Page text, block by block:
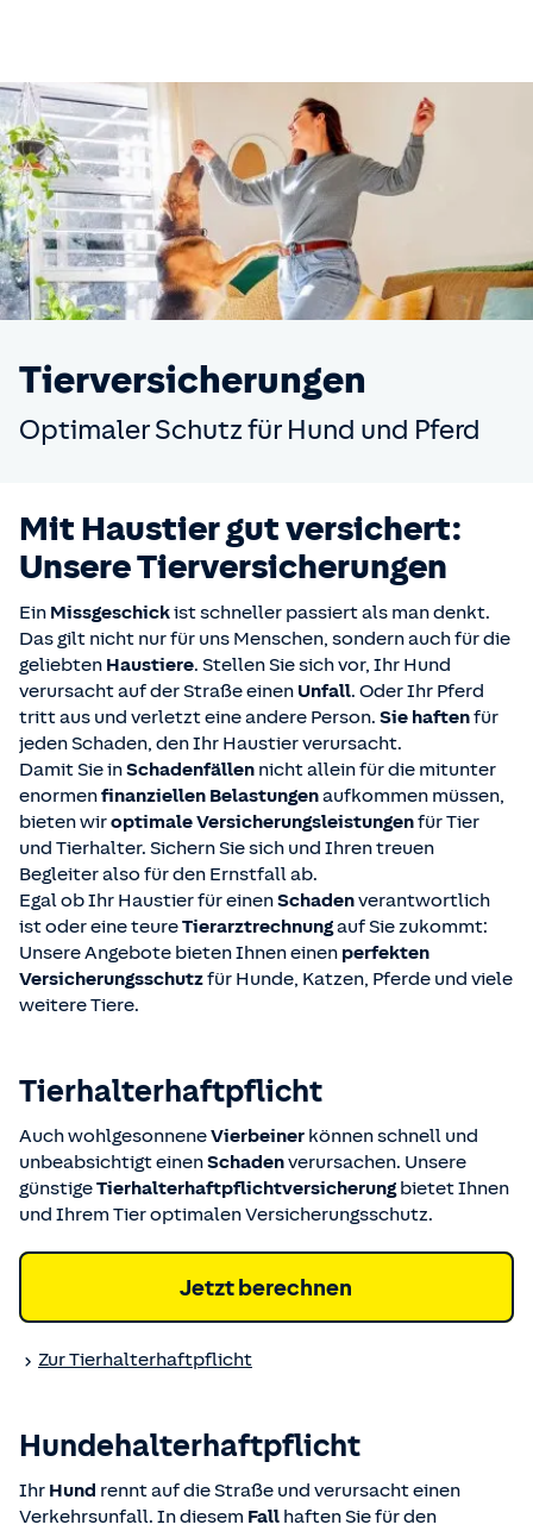
Tier­versicherungen
Optimaler Schutz für Hund und Pferd
Mit Haustier gut versichert:
Unsere Tier­versicherungen
Ein Missgeschickist schneller passiert als man denkt.
Das gilt nicht nur für uns Menschen, sondern auch für die
geliebten Haustiere. Stellen Sie sich vor, Ihr Hund
verursacht auf der Straße einen Unfall. Oder Ihr Pferd
tritt aus und verletzt eine andere Person. Sie haftenfür
jeden Schaden, den Ihr Haustier verursacht.
Damit Sie inSchadenfällen nicht allein für die mitunter
enormenfinanziellen Belastungenaufkommen müssen,
bieten wiroptimale Versicherungsleistungenfür Tier
und Tierhalter. Sichern Sie sich und Ihren treuen
Begleiter also für den Ernstfall ab.
Egal ob Ihr Haustier für einenSchadenverantwortlich
ist oder eine teureTierarztrechnungauf Sie zukommt:
Unsere Angebote bieten Ihnen einen perfekten
Versicherungsschutzfür Hunde, Katzen, Pferde und viele
weitere Tiere.
Tierhalter­haftpflicht
Auch wohlgesonneneVierbeiner können schnell und
unbeabsichtigt einenSchadenverursachen. Unsere
günstigeTierhalterhaftpflichtversicherungbietet Ihnen
und Ihrem Tier optimalen Versicherungsschutz.
Jetzt berechnen
Zur Tierhalter­haftpflicht
Hundehalter­haftpflicht
Ihr Hund rennt auf die Straße und verursacht einen
Verkehrsunfall. In diesem Fall haften Sie für den